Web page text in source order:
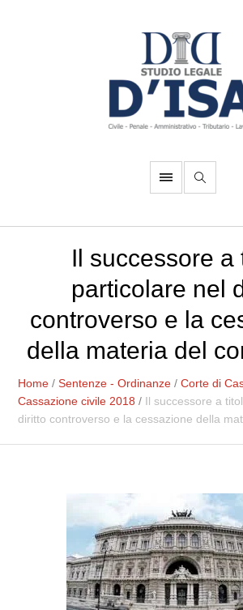
Il successore a
particolare nel
controverso e la
della materia del
Home /Sentenze - Ordinanze /Corte di
Cassazione civile 2018 / Il successore a
diritto controverso e la cessazione della